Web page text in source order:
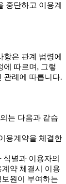
중단하고 이용계
항은 관계 법령에
에 따르며, 그렇
관례에 따릅니다.
는 다음과 같습
용계약을 체결한
별과 이용자의
약 체결시 이용
원이 부여하는